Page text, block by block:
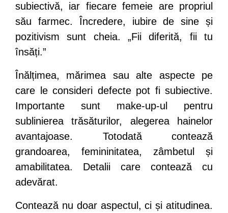
subiectivă, iar fiecare femeie are propriul
său farmec. Încredere, iubire de sine și
pozitivism sunt cheia. „Fii diferită, fii tu
însăți.”
Înălțimea, mărimea sau alte aspecte pe
care le consideri defecte pot fi subiective.
Importante sunt make-up-ul pentru
sublinierea trăsăturilor, alegerea hainelor
avantajoase. Totodată contează
grandoarea, femininitatea, zâmbetul și
amabilitatea. Detalii care contează cu
adevărat.
Contează nu doar aspectul, ci și atitudinea.